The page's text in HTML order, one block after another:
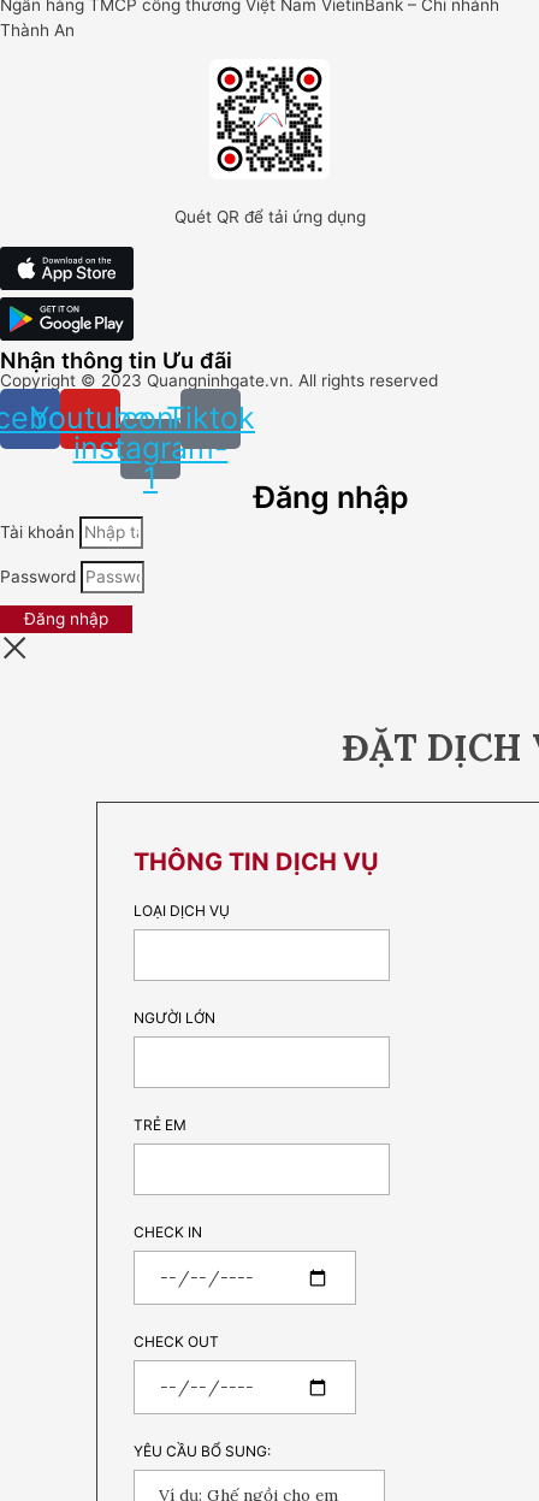
Ngân hàng TMCP công thương Việt Nam VietinBank – Chi nhánh
Thành An
Quét QR để tải ứng dụng
Nhận thông tin Ưu đãi
Copyright © 2023 Quangninhgate.vn. All rights reserved
YoutubeIcon-
instagram-
1
Tiktok
Đăng nhập
Tài khoản
Password
Đăng nhập
ĐẶT DỊCH
THÔNG TIN DỊCH VỤ
LOẠI DỊCH VỤ
NGƯỜI LỚN
TRẺ EM
CHECK IN
CHECK OUT
YÊU CẦU BỔ SUNG: